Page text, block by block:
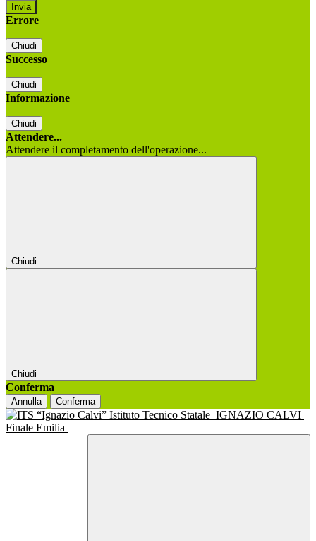
Errore
Chiudi
Successo
Chiudi
Informazione
Chiudi
Attendere...
Attendere il completamento dell'operazione...
Chiudi
Chiudi
Conferma
Annulla Conferma
Istituto Tecnico Statale IGNAZIO CALVI
Finale Emilia